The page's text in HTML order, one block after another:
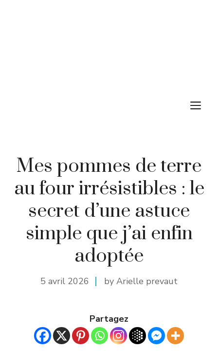
Mes pommes de terre
au four irrésistibles : le
secret d’une astuce
simple que j’ai enfin
adoptée
5 avril 2026 by Arielle prevaut
Partagez